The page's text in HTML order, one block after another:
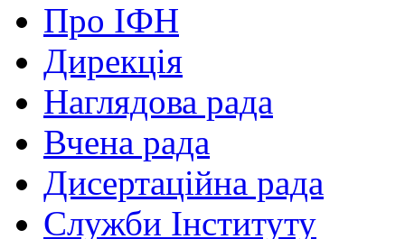
Про ІФН
Дирекція
Наглядова рада
Вчена рада
Дисертаційна рада
Служби Інституту